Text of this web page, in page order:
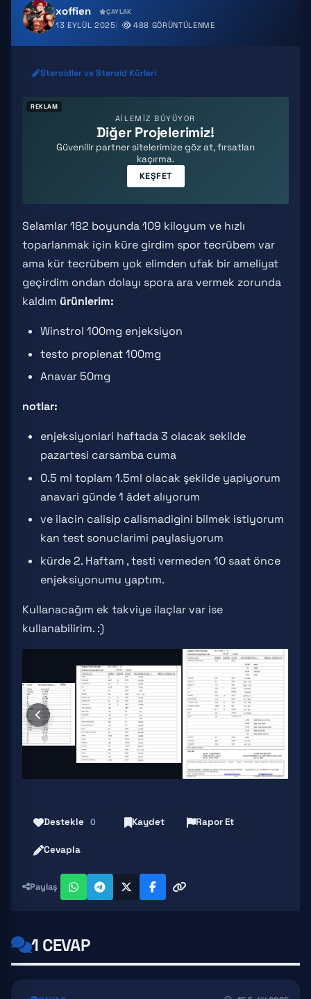
xoffien ÇAYLAK
13 EYLÜL 2025 488 GÖRÜNTÜLENME
Steroidler ve Steroid Kürleri
REKLAM
AİLEMİZ BÜYÜYOR
Diğer Projelerimiz!
Güvenilir partner sitelerimize göz at, fırsatları
kaçırma.
KEŞFET
Selamlar 182 boyunda 109 kiloyum ve hızlı
toparlanmak için küre girdim spor tecrübem var
ama kür tecrübem yok elimden ufak bir ameliyat
geçirdim ondan dolayı spora ara vermek zorunda
kaldım ürünlerim:
Winstrol 100mg enjeksiyon
testo propienat 100mg
Anavar 50mg
notlar:
enjeksiyonlari haftada 3 olacak sekilde
pazartesi carsamba cuma
0.5 ml toplam 1.5ml olacak şekilde yapiyorum
anavari günde 1 âdet alıyorum
ve ilacin calisip calismadigini bilmek istiyorum
kan test sonuclarimi paylasiyorum
kürde 2. Haftam , testi vermeden 10 saat önce
enjeksiyonumu yaptım.
Kullanacağım ek takviye ilaçlar var ise
kullanabilirim. :)
Destekle 0 Kaydet Rapor Et
Cevapla
Paylaş
1 CEVAP